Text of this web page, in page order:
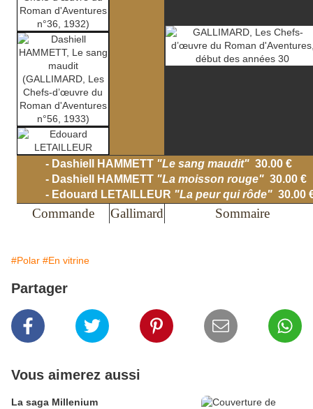
- Dashiell HAMMETT "Le sang maudit" 30.00 €
- Dashiell HAMMETT "La moisson rouge" 30.00 €
- Edouard LETAILLEUR "La peur qui rôde" 30.00
Commande Gallimard Sommaire
#Polar #En vitrine
Partager
Vous aimerez aussi
La saga Millenium